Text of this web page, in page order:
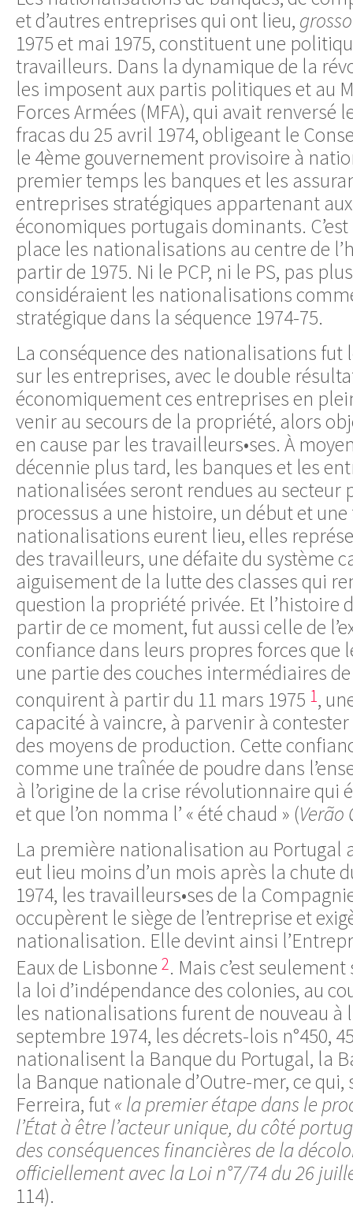
et d’autres entreprises qui ont lieu,
1975 et mai 1975, constituent une
travailleurs. Dans la dynamique de la
les imposent aux partis politiques et au
Forces Armées (MFA), qui avait renversé
fracas du 25 avril 1974, obligeant le
le 4ème gouvernement provisoire à
premier temps les banques et les
entreprises stratégiques appartenant
économiques portugais dominants.
place les nationalisations au centre de
partir de 1975. Ni le PCP, ni le PS, pas
considéraient les nationalisations
stratégique dans la séquence 1974-75.
La conséquence des nationalisations fut
sur les entreprises, avec le double
économiquement ces entreprises en
venir au secours de la propriété, alors
en cause par les travailleurs•ses. À
décennie plus tard, les banques et les
nationalisées seront rendues au secteur
processus a une histoire, un début et
nationalisations eurent lieu, elles
des travailleurs, une défaite du système
aiguisement de la lutte des classes qui
question la propriété privée. Et l’histoire
partir de ce moment, fut aussi celle de
confiance dans leurs propres forces que
une partie des couches intermédiaires
conquirent à partir du 11 mars 1975 1,
capacité à vaincre, à parvenir à
des moyens de production. Cette
comme une traînée de poudre dans
à l’origine de la crise révolutionnaire qui
et que l’on nomma l’ « été chaud » (Verão
La première nationalisation au Portugal
eut lieu moins d’un mois après la chute
1974, les travailleurs•ses de la
occupèrent le siège de l’entreprise et
nationalisation. Elle devint ainsi
Eaux de Lisbonne 2. Mais c’est
la loi d’indépendance des colonies, au
les nationalisations furent de nouveau à
septembre 1974, les décrets-lois n°450,
nationalisent la Banque du Portugal, la
la Banque nationale d’Outre-mer, ce qui,
Ferreira, fut« la premier étape dans le
l’État à être l’acteur unique, du côté
des conséquences financières de la
officiellement avec la Loi n°7/74 du 26
114).